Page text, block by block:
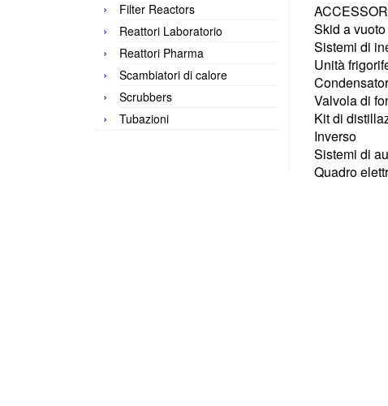
Filter Reactors
Reattori Laboratorio
Reattori Pharma
Scambiatori di calore
Scrubbers
Tubazioni
Skid a
Sistemi di
Unità
Valvola di
Kit di
Inverso
Sistemi di
Quadro